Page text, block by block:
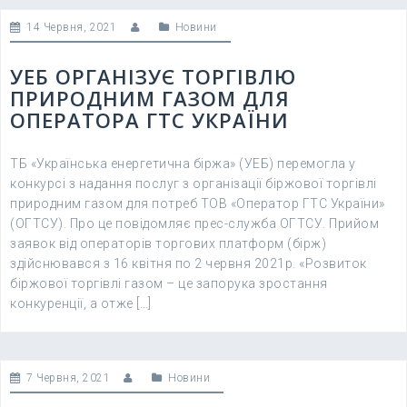
14 Червня, 2021 Новини
УЕБ ОРГАНІЗУЄ ТОРГІВЛЮ
ПРИРОДНИМ ГАЗОМ ДЛЯ
ОПЕРАТОРА ГТС УКРАЇНИ
ТБ «Українська енергетична біржа» (УЕБ) перемогла у
конкурсі з надання послуг з організації біржової торгівлі
природним газом для потреб ТОВ «Оператор ГТС України»
(ОГТСУ). Про це повідомляє прес-служба ОГТСУ. Прийом
заявок від операторів торгових платформ (бірж)
здійснювався з 16 квітня по 2 червня 2021р. «Розвиток
біржової торгівлі газом – це запорука зростання
конкуренції, а отже […]
7 Червня, 2021 Новини